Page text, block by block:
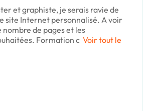
et graphiste, je serais ravie de
site Internet personnalisé. A voir
nombre de pages et les
Formation c Voir tout le